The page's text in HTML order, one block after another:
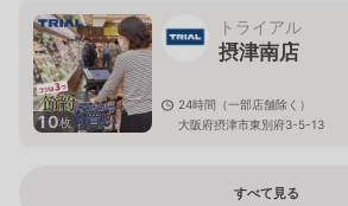
10枚
トライアル
摂津南店
24時間（一部店舗除く）
大阪府摂津市東別府3-5-13
すべて見る